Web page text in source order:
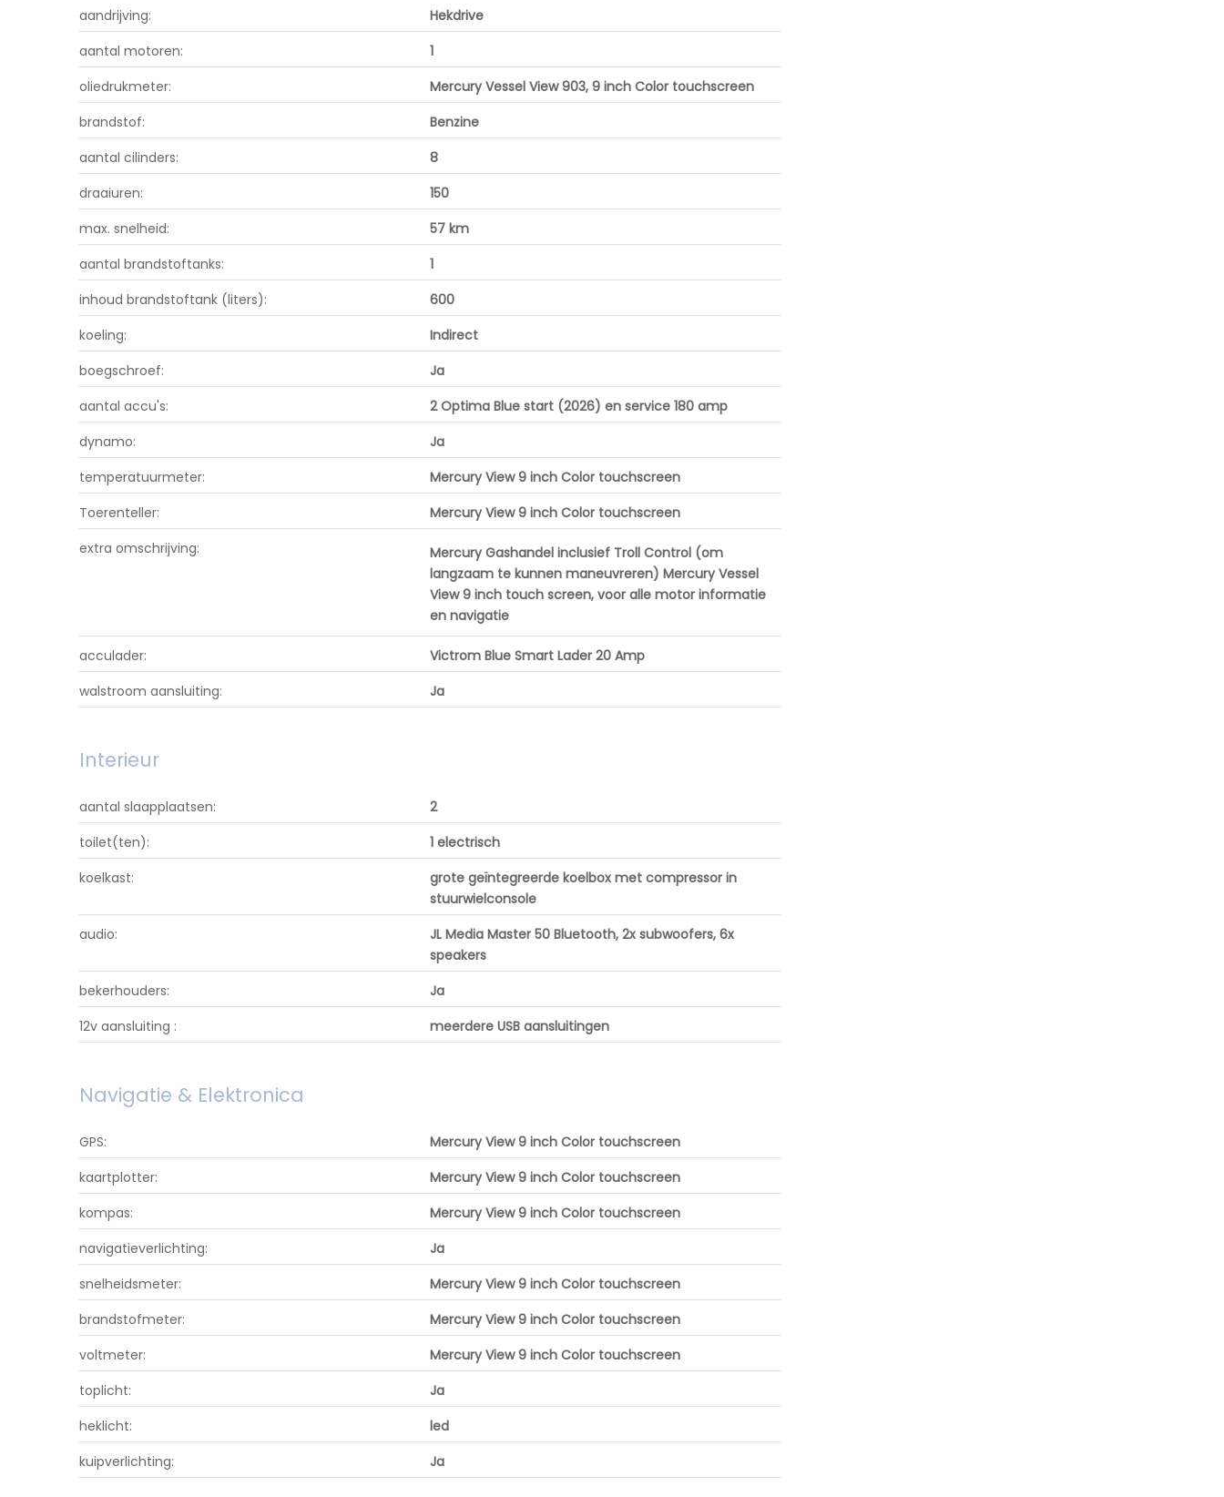
aandrijving:
Hekdrive
aantal motoren:
1
oliedrukmeter:
Mercury Vessel View 903, 9 inch Color touchscreen
brandstof:
Benzine
aantal cilinders:
8
draaiuren:
150
max. snelheid:
57 km
aantal brandstoftanks:
1
inhoud brandstoftank (liters):
600
koeling:
Indirect
boegschroef:
Ja
aantal accu's:
2 Optima Blue start (2026) en service 180 amp
dynamo:
Ja
temperatuurmeter:
Mercury View 9 inch Color touchscreen
Toerenteller:
Mercury View 9 inch Color touchscreen
extra omschrijving:
Mercury Gashandel inclusief Troll Control (om
langzaam te kunnen maneuvreren) Mercury Vessel
View 9 inch touch screen, voor alle motor informatie
en navigatie
acculader:
Victrom Blue Smart Lader 20 Amp
walstroom aansluiting:
Ja
Interieur
aantal slaapplaatsen:
2
toilet(ten):
1 electrisch
koelkast:
grote geïntegreerde koelbox met compressor in
stuurwielconsole
audio:
JL Media Master 50 Bluetooth, 2x subwoofers, 6x
speakers
bekerhouders:
Ja
12v aansluiting :
meerdere USB aansluitingen
Navigatie & Elektronica
GPS:
Mercury View 9 inch Color touchscreen
kaartplotter:
Mercury View 9 inch Color touchscreen
kompas:
Mercury View 9 inch Color touchscreen
navigatieverlichting:
Ja
snelheidsmeter:
Mercury View 9 inch Color touchscreen
brandstofmeter:
Mercury View 9 inch Color touchscreen
voltmeter:
Mercury View 9 inch Color touchscreen
toplicht:
Ja
heklicht:
led
kuipverlichting:
Ja